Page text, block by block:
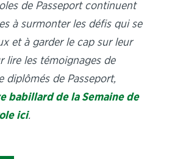
de Passeport continuent
à surmonter les défis qui se
et à garder le cap sur leur
lire les témoignages de
diplômés de Passeport,
babillard de la Semaine de
ici.